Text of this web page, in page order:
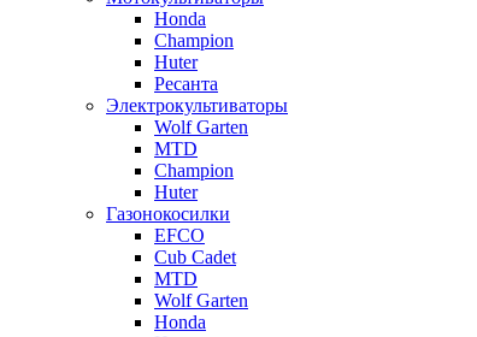
Honda
Champion
Huter
Ресанта
Электрокультиваторы
Wolf Garten
MTD
Champion
Huter
Газонокосилки
EFCO
Cub Cadet
MTD
Wolf Garten
Honda